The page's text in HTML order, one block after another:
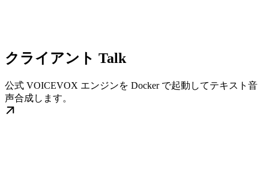
クライアント Talk
公式 VOICEVOX エンジンを Docker で起動してテキスト音
声合成します。